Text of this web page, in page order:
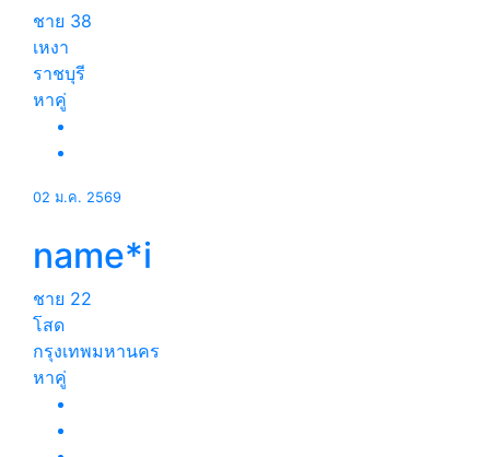
ชาย 38
เหงา
ราชบุรี
หาคู่
02 ม.ค. 2569
name*i
ชาย 22
โสด
กรุงเทพมหานคร
หาคู่